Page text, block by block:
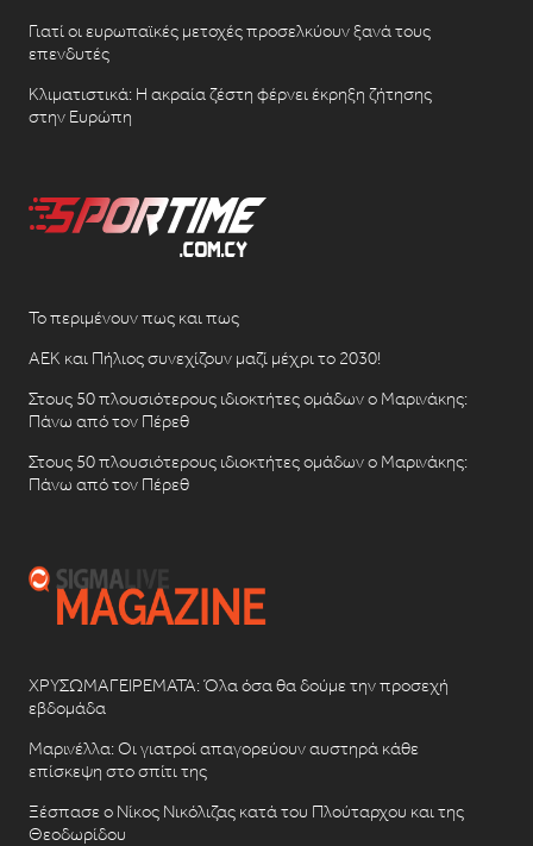
Γιατί οι ευρωπαϊκές μετοχές προσελκύουν ξανά τους
επενδυτές
Κλιματιστικά: Η ακραία ζέστη φέρνει έκρηξη ζήτησης
στην Ευρώπη
Το περιμένουν πως και πως
ΑΕΚ και Πήλιος συνεχίζουν μαζί μέχρι το 2030!
Στους 50 πλουσιότερους ιδιοκτήτες ομάδων ο Μαρινάκης:
Πάνω από τον Πέρεθ
Στους 50 πλουσιότερους ιδιοκτήτες ομάδων ο Μαρινάκης:
Πάνω από τον Πέρεθ
ΧΡΥΣΩΜΑΓΕΙΡΕΜΑΤΑ: Όλα όσα θα δούμε την προσεχή
εβδομάδα
Μαρινέλλα: Οι γιατροί απαγορεύουν αυστηρά κάθε
επίσκεψη στο σπίτι της
Ξέσπασε ο Νίκος Νικόλιζας κατά του Πλούταρχου και της
Θεοδωρίδου